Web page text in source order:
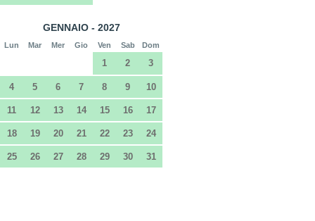
GENNAIO - 2027
Lun Mar Mer Gio Ven Sab Dom
1 2 3
4 5 6 7 8 9 10
11 12 13 14 15 16 17
18 19 20 21 22 23 24
25 26 27 28 29 30 31